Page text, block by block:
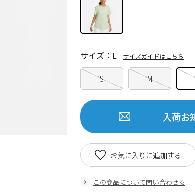
S M
サイズ：L サイズガイドはこちら
入荷お
この商品について問い合わせる
お気に入りに追加する